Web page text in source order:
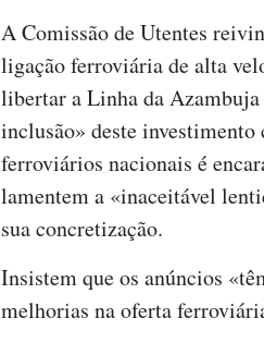
A Comissão de Utentes
ligação ferroviária de alta
libertar a Linha da
inclusão» deste
ferroviários nacionais é
lamentem a «inaceitável
sua concretização.
Insistem que os anúncios
melhorias na oferta